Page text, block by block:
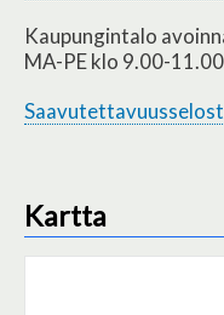
Kaupungintalo
MA-PE klo 9.00-
Kartta